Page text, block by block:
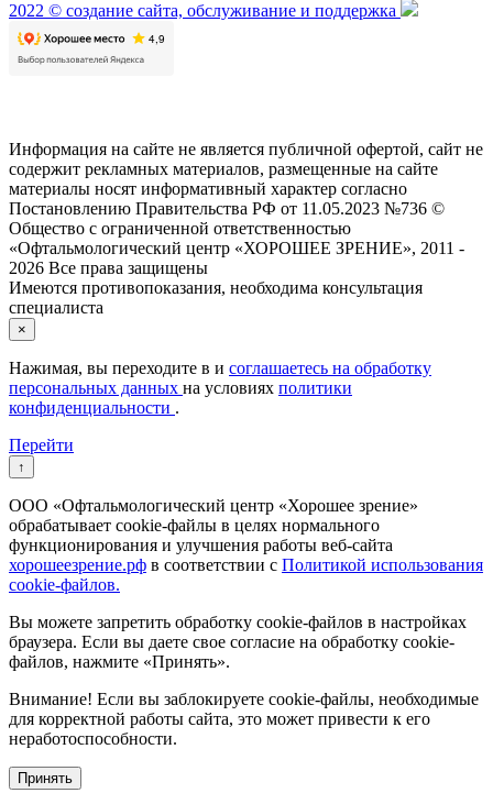
2022 © создание сайта, обслуживание и поддержка
Информация на сайте не является публичной офертой, сайт не
содержит рекламных материалов, размещенные на сайте
материалы носят информативный характер согласно
Постановлению Правительства РФ от 11.05.2023 №736 ©
Общество с ограниченной ответственностью
«Офтальмологический центр «ХОРОШЕЕ ЗРЕНИЕ», 2011 -
2026 Все права защищены
Имеются противопоказания, необходима консультация
специалиста
×
Нажимая, вы переходите в и соглашаетесь на обработку
персональных данных на условиях политики
конфиденциальности .
Перейти
↑
ООО «Офтальмологический центр «Хорошее зрение»
обрабатывает cookie-файлы в целях нормального
функционирования и улучшения работы веб-сайта
хорошеезрение.рф в соответствии с Политикой использования
cookie-файлов.
Вы можете запретить обработку cookie-файлов в настройках
браузера. Если вы даете свое согласие на обработку cookie-
файлов, нажмите «Принять».
Внимание! Если вы заблокируете cookie-файлы, необходимые
для корректной работы сайта, это может привести к его
неработоспособности.
Принять